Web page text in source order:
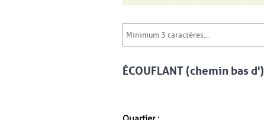
ÉCOUFLANT (chemin bas d')